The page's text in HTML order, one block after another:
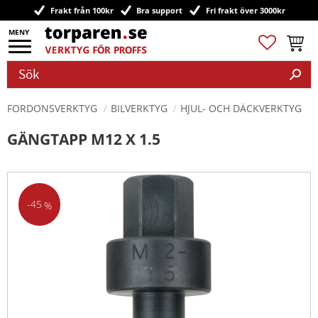
Meny
Frakt från 100kr Bra support Fri frakt över 3000kr
Favoriter
FORDONSVERKTYG BILVERKTYG HJUL- OCH DÄCKVERKTYG
GÄNGTAPP M12 X 1.5
45 %